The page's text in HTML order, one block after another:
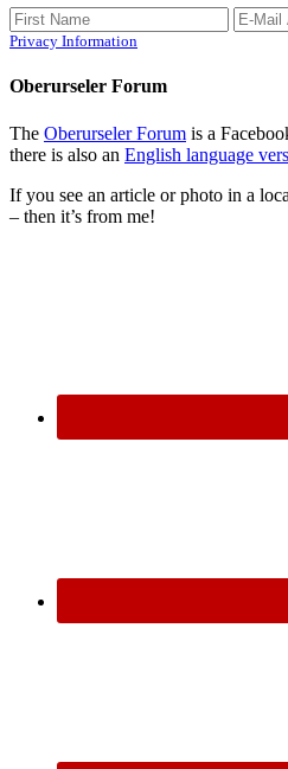
Privacy Information
Oberurseler Forum
The Oberurseler Forum is a
there is also an English language
If you see an article or photo in a
– then it’s from me!